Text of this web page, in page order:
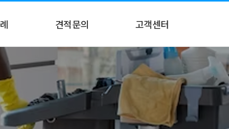
견적문의
견적문의
고객센터
공지사항
온라인 상담